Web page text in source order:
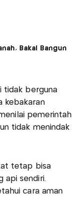
Bakal Bangun
tidak berguna
kebakaran
pemerintah
tidak menindak
tetap bisa
api sendiri.
cara aman